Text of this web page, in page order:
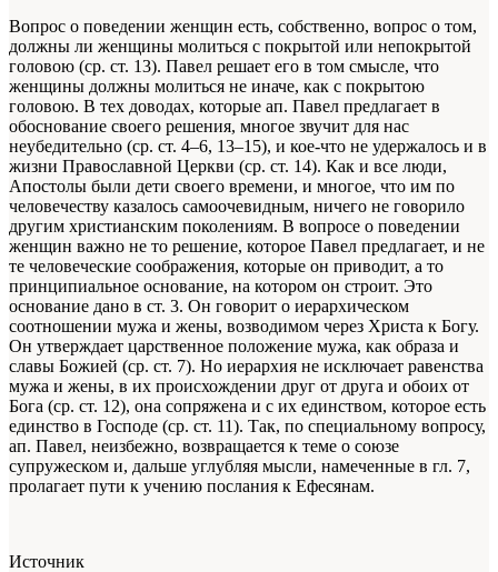
Вопрос о поведении женщин есть, собственно, вопрос о том,
должны ли женщины молиться с покрытой или непокрытой
головою (ср. ст. 13). Павел решает его в том смысле, что
женщины должны молиться не иначе, как с покрытою
головою. В тех доводах, которые ап. Павел предлагает в
обоснование своего решения, многое звучит для нас
неубедительно (ср. ст. 4–6, 13–15), и кое-что не удержалось и в
жизни Православной Церкви (ср. ст. 14). Как и все люди,
Апостолы были дети своего времени, и многое, что им по
человечеству казалось самоочевидным, ничего не говорило
другим христианским поколениям. В вопросе о поведении
женщин важно не то решение, которое Павел предлагает, и не
те человеческие соображения, которые он приводит, а то
принципиальное основание, на котором он строит. Это
основание дано в ст. 3. Он говорит о иерархическом
соотношении мужа и жены, возводимом через Христа к Богу.
Он утверждает царственное положение мужа, как образа и
славы Божией (ср. ст. 7). Но иерархия не исключает равенства
мужа и жены, в их происхождении друг от друга и обоих от
Бога (ср. ст. 12), она сопряжена и с их единством, которое есть
единство в Господе (ср. ст. 11). Так, по специальному вопросу,
ап. Павел, неизбежно, возвращается к теме о союзе
супружеском и, дальше углубляя мысли, намеченные в гл. 7,
пролагает пути к учению послания к Ефесянам.
Источник